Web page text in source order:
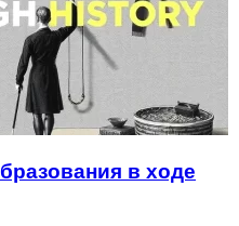
в ходе